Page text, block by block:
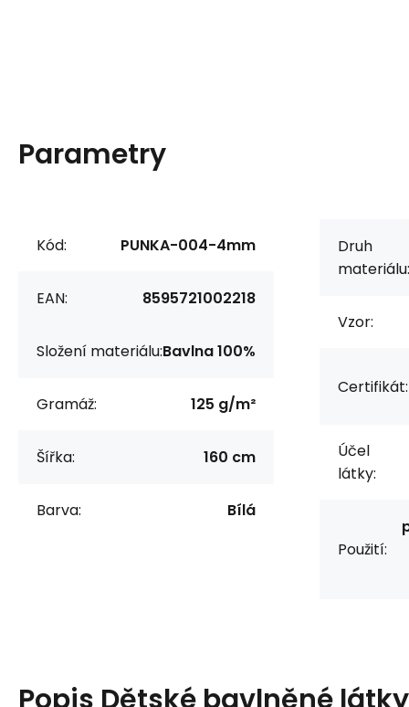
Parametry
Kód: PUNKA-004-4mm
EAN: 8595721002218
Složení materiálu:Bavlna 100%
Gramáž: 125 g/m²
Šířka: 160 cm
Barva: Bílá
Druh
materiálu:
Vzor:
Certifikát:
Účel
látky:
Použití: